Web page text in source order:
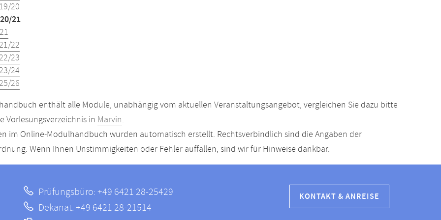
20
21
22
23
24
26
enthält alle Module, unabhängig vom aktuellen Veranstaltungsangebot, vergleichen Sie dazu bitte
Vorlesungsverzeichnis in Marvin.
im Online-Modulhandbuch wurden automatisch erstellt. Rechtsverbindlich sind die Angaben der
Wenn Ihnen Unstimmigkeiten oder Fehler auffallen, sind wir für Hinweise dankbar.
Prüfungsbüro: +49 6421 28-25429
Dekanat: +49 6421 28-21514
KONTAKT & ANREISE